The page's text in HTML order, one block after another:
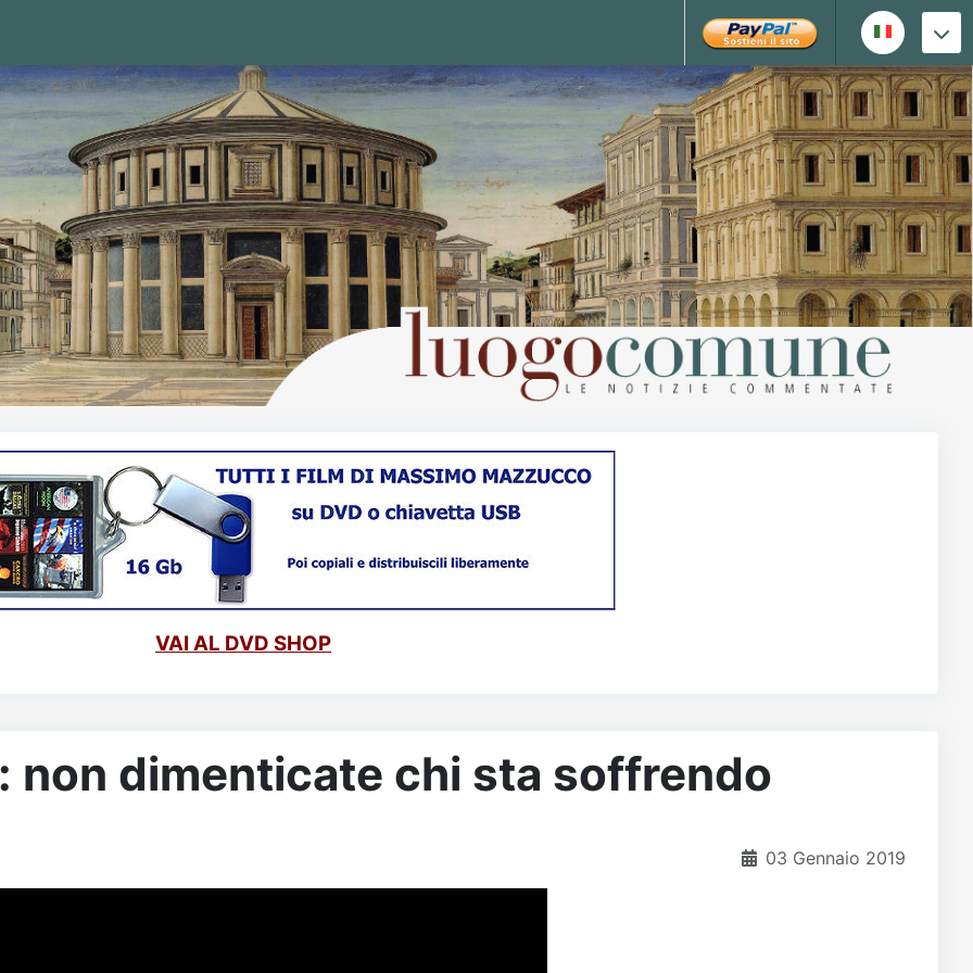
VAI AL DVD SHOP
non dimenticate chi sta soffrendo
03 Gennaio 2019